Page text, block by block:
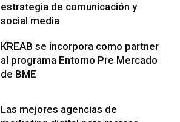
estrategia de comunicación y
social media
KREAB se incorpora como partner
al programa Entorno Pre Mercado
de BME
Las mejores agencias de